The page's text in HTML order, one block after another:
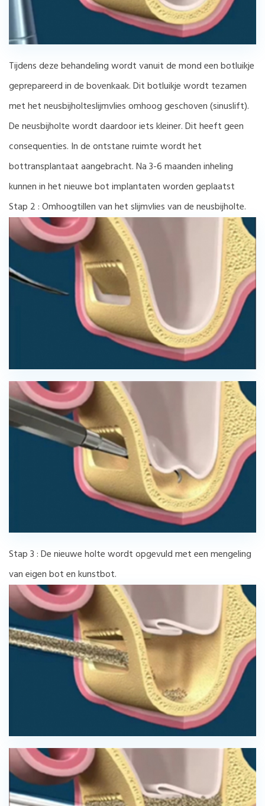
Tijdens deze behandeling wordt vanuit de mond een botluikje
geprepareerd in de bovenkaak. Dit botluikje wordt tezamen
met het neusbijholteslijmvlies omhoog geschoven (sinuslift).
De neusbijholte wordt daardoor iets kleiner. Dit heeft geen
consequenties. In de ontstane ruimte wordt het
bottransplantaat aangebracht. Na 3-6 maanden inheling
kunnen in het nieuwe bot implantaten worden geplaatst
Stap 2 : Omhoogtillen van het slijmvlies van de neusbijholte.
Stap 3 : De nieuwe holte wordt opgevuld met een mengeling
van eigen bot en kunstbot.